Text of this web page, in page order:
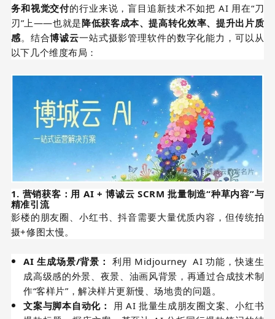
务和视觉交付的行业来说，盲目追新技术不如把 AI 用在“刀
刃”上——也就是降低获客成本、提高转化效率、提升出片质
感。结合博诚云一站式摄影管理软件的数字化能力，可以从
以下几个维度布局：
1. 营销获客：用 AI + 博诚云 SCRM 批量制造“种草内容”与
精准引流
影楼的朋友圈、小红书、抖音需要大量优质内容，但传统拍
摄+修图太慢。
AI 生成场景/背景： 利用 Midjourney AI 功能，快速生
成高级感的外景、夜景、油画风背景，再通过合成技术制
作“客样片”，解决样片更新慢、场地贵的问题。
文案与脚本自动化：
用 AI 批量生成朋友圈文案、小红书